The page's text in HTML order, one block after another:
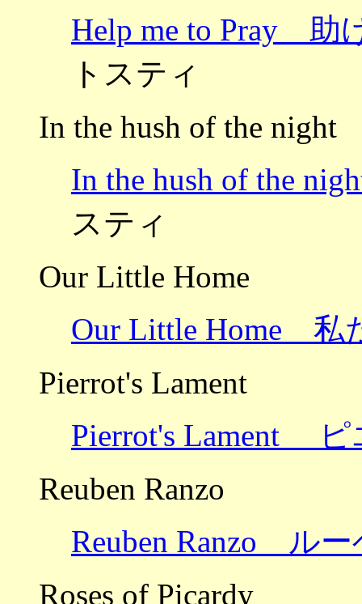
Help me to Pray
トスティ
In the hush of the night
In the hush of the
スティ
Our Little Home
Our Little Home 私
Pierrot's Lament
Pierrot's Lament ピ
Reuben Ranzo
Reuben Ranzo ル
Roses of Picardy